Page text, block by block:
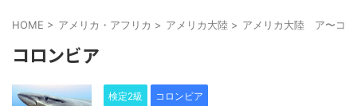
HOME > アメリカ・アフリカ > アメリカ大陸 > アメリカ大陸 ア〜コ
コロンビア
検定2級 コロンビア